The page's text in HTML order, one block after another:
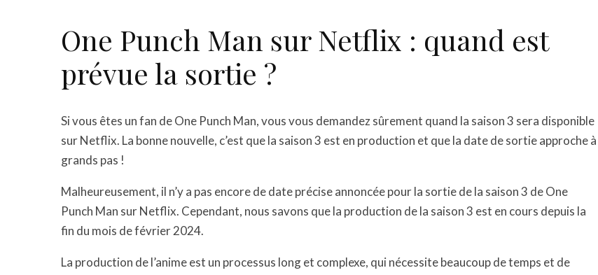
One Punch Man sur Netflix : quand est
prévue la sortie ?
Si vous êtes un fan de One Punch Man, vous vous demandez sûrement quand la saison 3 sera disponible
sur Netflix. La bonne nouvelle, c’est que la saison 3 est en production et que la date de sortie approche à
grands pas !
Malheureusement, il n’y a pas encore de date précise annoncée pour la sortie de la saison 3 de One
Punch Man sur Netflix. Cependant, nous savons que la production de la saison 3 est en cours depuis la
fin du mois de février 2024.
La production de l’anime est un processus long et complexe, qui nécessite beaucoup de temps et de